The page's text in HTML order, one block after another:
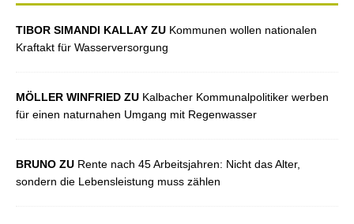
TIBOR SIMANDI KALLAY ZU Kommunen wollen nationalen
Kraftakt für Wasserversorgung
MÖLLER WINFRIED ZU Kalbacher Kommunalpolitiker werben
für einen naturnahen Umgang mit Regenwasser
BRUNO ZU Rente nach 45 Arbeitsjahren: Nicht das Alter,
sondern die Lebensleistung muss zählen